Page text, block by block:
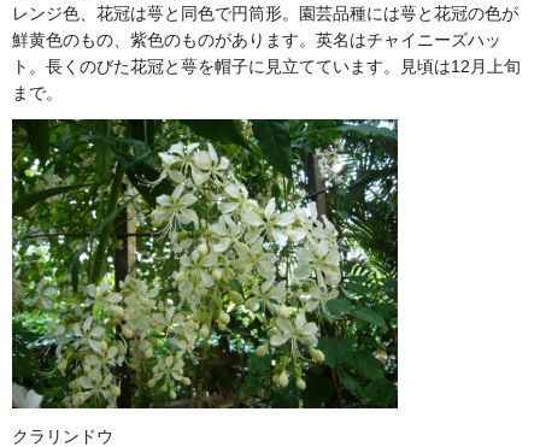
レンジ色、花冠は萼と同色で円筒形。園芸品種には萼と花冠の色が
鮮黄色のもの、紫色のものがあります。英名はチャイニーズハッ
ト。長くのびた花冠と萼を帽子に見立てています。見頃は12月上旬
まで。
クラリンドウ